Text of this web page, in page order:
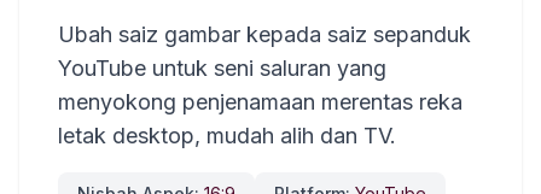
Lebih Banyak Alat
Ubah saiz gambar kepada saiz sepanduk
YouTube untuk seni saluran yang
menyokong penjenamaan merentas reka
letak desktop, mudah alih dan TV.